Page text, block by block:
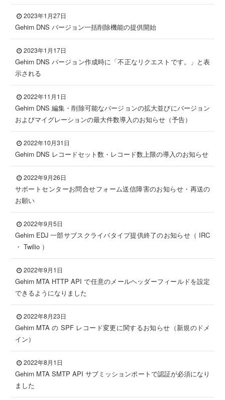
2023年1月27日
Gehirn DNS バージョン一括削除機能の提供開始
2023年1月17日
Gehirn DNS バージョン作成時に「不正なリクエストです。」と表
示される
2022年11月1日
Gehirn DNS 編集・削除可能なバージョンの拡大並びにバージョン
およびマイグレーションの最大件数導入のお知らせ（予告）
2022年10月31日
Gehirn DNS レコードセット数・レコード数上限の導入のお知らせ
2022年9月26日
サポートセンターお問合せフォーム送信障害のお知らせ・再送の
お願い
2022年9月5日
Gehirn EDJ 一部サブスクライバタイプ提供終了のお知らせ（ IRC
・ Twilio ）
2022年9月1日
Gehirn MTA HTTP API で任意のメールヘッダーフィールドを設定
できるようになりました
2022年8月23日
Gehirn MTA の SPF レコード変更に関するお知らせ（新規のドメ
イン）
2022年8月1日
Gehirn MTA SMTP API サブミッションポートで認証が必須になり
ました